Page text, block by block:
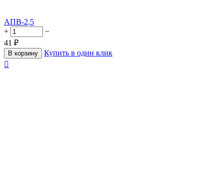
АПВ-2,5
+
−
41 ₽
В корзину
Купить в один клик
